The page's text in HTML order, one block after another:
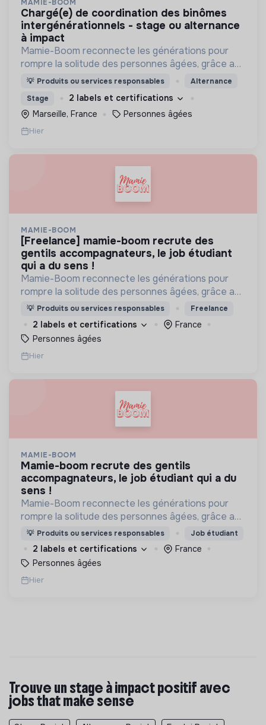
MAMIE-BOOM
chargé(e) de coordination des binômes
intergénérationnels - stage ou alternance
à impact
Mamie-Boom reconnecte les générations pour
rompre la solitude des personnes âgées, grâce aux
visites d'étudiants chaque semaine.
💡 Produits ou services responsables
Alternance
Stage
2 labels et certifications
Marseille, France
Personnes âgées
Hier
MAMIE-BOOM
[freelance] mamie-boom recrute des
gentils accompagnateurs, le job étudiant
qui a du sens !
Mamie-Boom reconnecte les générations pour
rompre la solitude des personnes âgées, grâce aux
visites d'étudiants chaque semaine.
💡 Produits ou services responsables Freelance
2 labels et certifications
France
Personnes âgées
Hier
MAMIE-BOOM
mamie-boom recrute des gentils
accompagnateurs, le job étudiant qui a du
sens !
Mamie-Boom reconnecte les générations pour
rompre la solitude des personnes âgées, grâce aux
visites d'étudiants chaque semaine.
💡 Produits ou services responsables Job étudiant
2 labels et certifications
France
Personnes âgées
Hier
Trouve un stage à impact positif avec
jobs that make sense